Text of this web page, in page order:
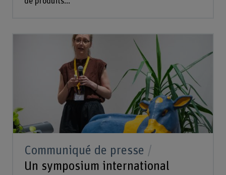
Communiqué de presse
Un symposium international